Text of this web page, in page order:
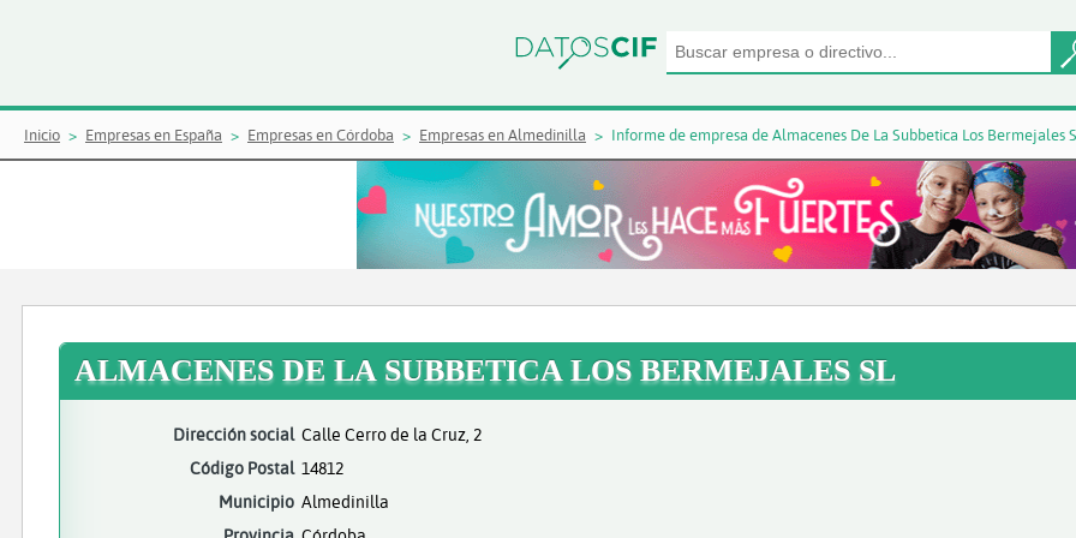
Inicio Empresas en España Empresas en Córdoba Empresas en Almedinilla Informe de empresa de Almacenes De La Subbetica Los Bermejales
ALMACENES DE LA SUBBETICA LOS BERMEJALES SL
Dirección social Calle Cerro de la Cruz, 2
Código Postal 14812
Municipio Almedinilla